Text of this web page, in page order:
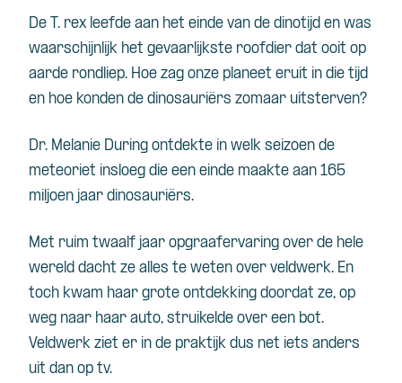
De T. rex leefde aan het einde van de dinotijd en was
waarschijnlijk het gevaarlijkste roofdier dat ooit op
aarde rondliep. Hoe zag onze planeet eruit in die tijd
en hoe konden de dinosauriërs zomaar uitsterven?
Dr. Melanie During ontdekte in welk seizoen de
meteoriet insloeg die een einde maakte aan 165
miljoen jaar dinosauriërs.
Met ruim twaalf jaar opgraafervaring over de hele
wereld dacht ze alles te weten over veldwerk. En
toch kwam haar grote ontdekking doordat ze, op
weg naar haar auto, struikelde over een bot.
Veldwerk ziet er in de praktijk dus net iets anders
uit dan op tv.